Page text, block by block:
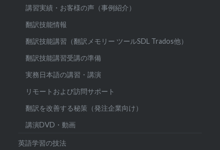
講習実績・お客様の声（事例紹介）
翻訳技能情報
翻訳技能講習（翻訳メモリー ツールSDL Trados他）
翻訳技能講習受講の準備
実務日本語の講習・講演
リモートおよび訪問サポート
翻訳を改善する秘策（発注企業向け）
講演DVD・動画
英語学習の技法